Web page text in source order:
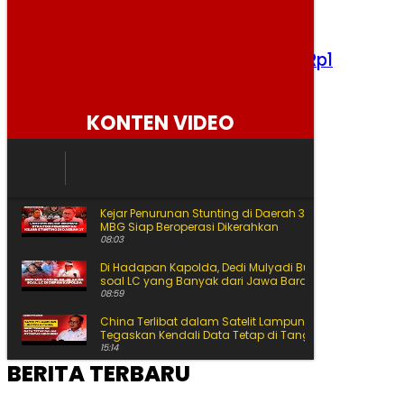
HUT RI, Naik Transportasi DKI Cuma Rp1
KONTEN VIDEO
Kejar Penurunan Stunting di Daerah 3T, 1.700 Dapur
MBG Siap Beroperasi Dikerahkan
08:03
Di Hadapan Kapolda, Dedi Mulyadi Buka-bukaan
soal LC yang Banyak dari Jawa Barat
08:59
China Terlibat dalam Satelit Lampung, BRIN
Tegaskan Kendali Data Tetap di Tangan Indonesia
15:14
BRIN Singgung Pemanfaatkan Teknologi Nuklir RI
BERITA TERBARU